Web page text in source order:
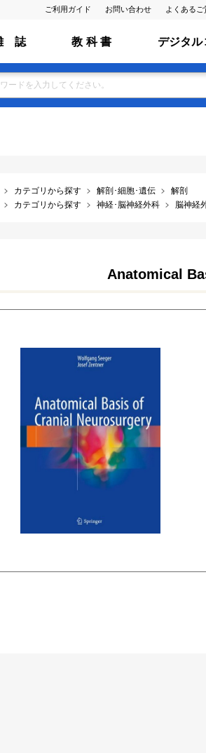
ご利用ガイド お問い合わせ よくあるご
誌 教 科 書 デジタル
カテゴリから探す 解剖･細胞･遺伝
解剖
カテゴリから探す 神経･脳神経外科 脳神経
Anatomical